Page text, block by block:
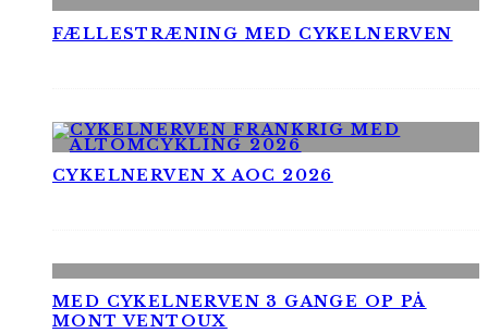
FÆLLESTRÆNING MED CYKELNERVEN
CYKELNERVEN X AOC 2026
MED CYKELNERVEN 3 GANGE OP PÅ
MONT VENTOUX